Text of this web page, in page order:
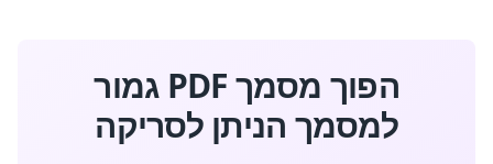
הפוך מסמך PDF גמור
למסמך הניתן לסריקה